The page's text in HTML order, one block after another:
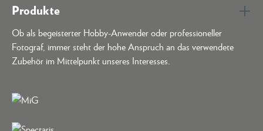
Produkte
Ob als begeisterter Hobby-Anwender oder professioneller
Fotograf, immer steht der hohe Anspruch an das verwendete
Zubehör im Mittelpunkt unseres Interesses.